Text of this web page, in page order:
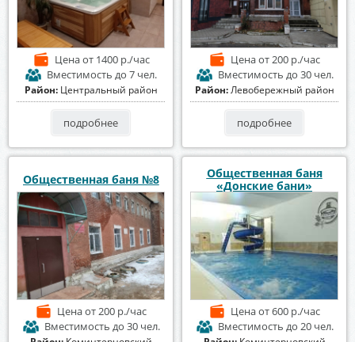
Ценаот 1400 р./час
Вместимость до 7 чел.
Район: Центральный район
подробнее
Ценаот 200 р./час
Вместимость до 30 чел.
Район:Левобережный район
подробнее
Общественная баня №8
Ценаот 200 р./час
Вместимость до 30 чел.
Общественная баня
«Донские бани»
Ценаот 600 р./час
Вместимость до 20 чел.